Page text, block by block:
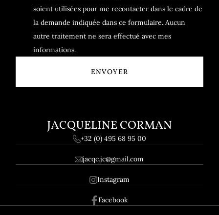
soient utilisées pour me recontacter dans le cadre de
la demande indiquée dans ce formulaire. Aucun
autre traitement ne sera effectué avec mes
informations.
JACQUELINE CORMAN
+32 (0) 495 68 95 00
jacqc.jc@gmail.com
Instagram
Facebook